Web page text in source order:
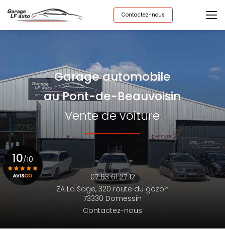
au
contenu
principal
Contactez-nous
Garage automobile
au Pont-de-Beauvoisin
Vente de voiture
07 63 61 27 12
ZA La Sage, 320 route du gazon
73330 Domessin
Contactez-nous
10/10